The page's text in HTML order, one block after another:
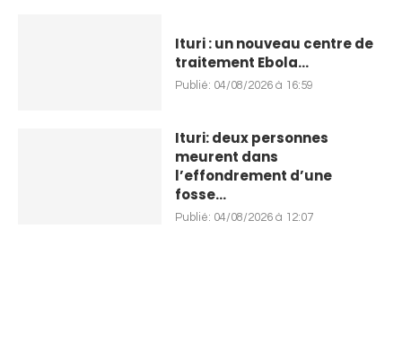
Ituri : un nouveau centre de
traitement Ebola...
Publié: 04/08/2026 à 16:59
Ituri: deux personnes
meurent dans
l’effondrement d’une
fosse...
Publié: 04/08/2026 à 12:07